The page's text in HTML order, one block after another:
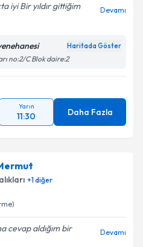
ilişkin
Aydınlatma
kişisel verilerimin belirtilen
kabul ediyorum.
Gönder
iyi Bir yıldır gittiğim
Devamı
Haritada Göster
no:2/C Blok daire:2
Yarın
11:30 Daha Fazla
+1diğer
cevap aldığım bir
Devamı